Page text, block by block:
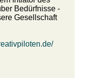
Bedürfnisse -
Gesellschaft